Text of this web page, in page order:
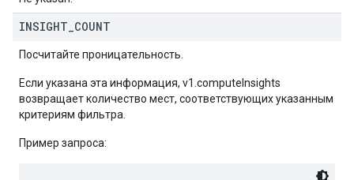
INSIGHT COUNT
Посчитайте проницательность.
Если указана эта информация, v1.computeInsights
возвращает количество мест, соответствующих указанным
критериям фильтра.
Пример запроса: